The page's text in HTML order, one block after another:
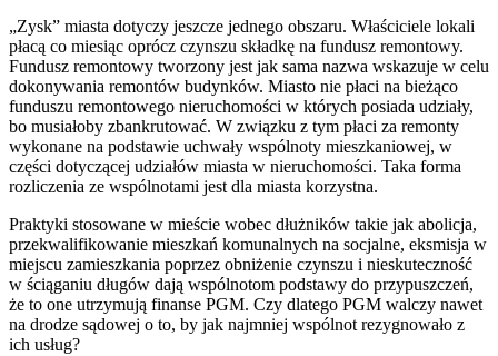
„Zysk” miasta dotyczy jeszcze jednego obszaru. Właściciele lokali
płacą co miesiąc oprócz czynszu składkę na fundusz remontowy.
Fundusz remontowy tworzony jest jak sama nazwa wskazuje w celu
dokonywania remontów budynków. Miasto nie płaci na bieżąco
funduszu remontowego nieruchomości w których posiada udziały,
bo musiałoby zbankrutować. W związku z tym płaci za remonty
wykonane na podstawie uchwały wspólnoty mieszkaniowej, w
części dotyczącej udziałów miasta w nieruchomości. Taka forma
rozliczenia ze wspólnotami jest dla miasta korzystna.
Praktyki stosowane w mieście wobec dłużników takie jak abolicja,
przekwalifikowanie mieszkań komunalnych na socjalne, eksmisja w
miejscu zamieszkania poprzez obniżenie czynszu i nieskuteczność
w ściąganiu długów dają wspólnotom podstawy do przypuszczeń,
że to one utrzymują finanse PGM. Czy dlatego PGM walczy nawet
na drodze sądowej o to, by jak najmniej wspólnot rezygnowało z
ich usług?